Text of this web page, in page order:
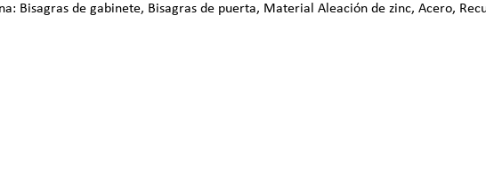
Bisagras de gabinete, Bisagras de puerta, Material Aleación de zinc, Acero,